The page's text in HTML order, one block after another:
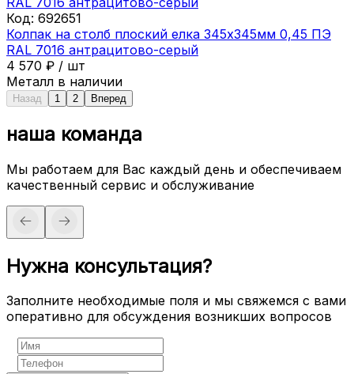
Код: 692651
Колпак на столб плоский елка 345х345мм 0,45 ПЭ
RAL 7016 антрацитово-серый
4 570 ₽ / шт
Металл в наличии
Назад 1 2 Вперед
наша команда
Мы работаем для Вас каждый день и обеспечиваем
качественный сервис и обслуживание
Нужна консультация?
Заполните необходимые поля и мы свяжемся с вами
оперативно для обсуждения возникших вопросов